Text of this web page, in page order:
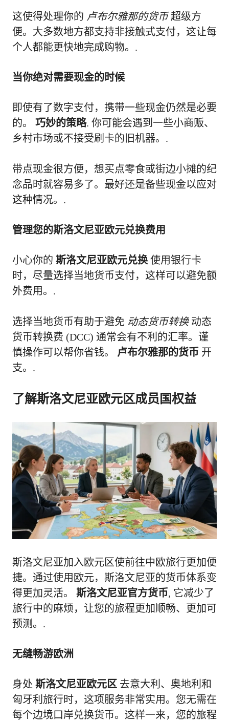
这使得处理你的 卢布尔雅那的货币超级方
便。大多数地方都支持非接触式支付，这让每
个人都能更快地完成购物。.
当你绝对需要现金的时候
即使有了数字支付，携带一些现金仍然是必要
的。 巧妙的策略. 你可能会遇到一些小商贩、
乡村市场或不接受刷卡的旧机器。.
带点现金很方便，想买点零食或街边小摊的纪
念品时就容易多了。最好还是备些现金以应对
这种情况。.
管理您的斯洛文尼亚欧元兑换费用
小心你的 斯洛文尼亚欧元兑换 使用银行卡
时，尽量选择当地货币支付，这样可以避免额
外费用。.
选择当地货币有助于避免 动态货币转换动态
货币转换费 (DCC) 通常会有不利的汇率。谨
慎操作可以帮你省钱。 卢布尔雅那的货币 开
支。.
了解斯洛文尼亚欧元区成员国权益
斯洛文尼亚加入欧元区使前往中欧旅行更加便
捷。通过使用欧元，斯洛文尼亚的货币体系变
得更加灵活。 斯洛文尼亚官方货币, 它减少了
旅行中的麻烦，让您的旅程更加顺畅、更加可
预测。.
无缝畅游欧洲
身处 斯洛文尼亚欧元区 去意大利、奥地利和
匈牙利旅行时，这项服务非常实用。您无需在
每个边境口岸兑换货币。这样一来，您的旅程